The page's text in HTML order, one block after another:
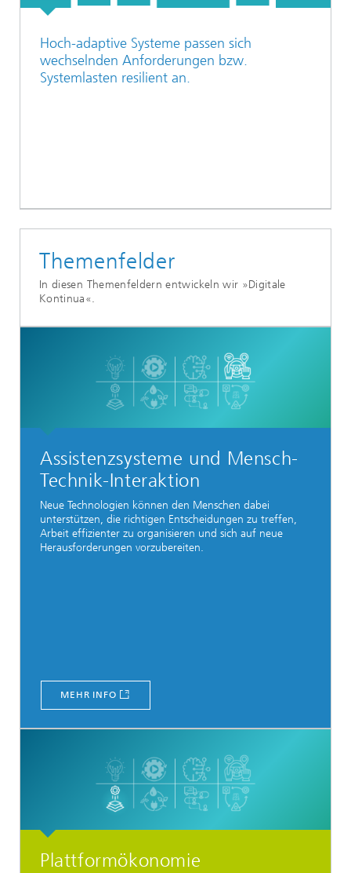
Hoch-adaptive Systeme passen sich
wechselnden Anforderungen bzw.
Systemlasten resilient an.
Themenfelder
In diesen Themenfeldern entwickeln wir »Digitale
Kontinua«.
Assistenzsysteme und Mensch-
Technik-Interaktion
Neue Technologien können den Menschen dabei
unterstützen, die richtigen Entscheidungen zu treffen,
Arbeit effizienter zu organisieren und sich auf neue
Herausforderungen vorzubereiten.
MEHR INFO
Plattformökonomie